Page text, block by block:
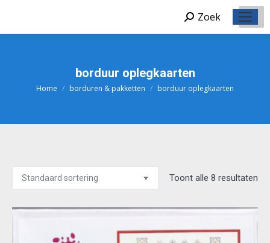
Zoeken:
Zoek
borduur oplegkaarten
Je bent hier:
Home borduren & pakketten borduur oplegkaarten
Toont alle 8 resultaten